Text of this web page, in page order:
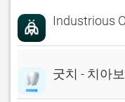
Industrious
굿치 - 치아